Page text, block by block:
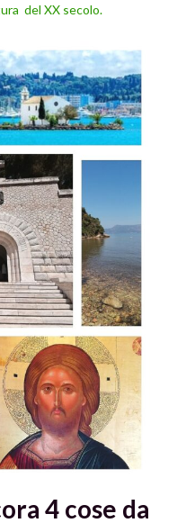
del XX secolo.
4 cose da